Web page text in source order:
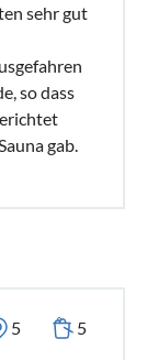
sehr gut
so dass
gab.
5 5